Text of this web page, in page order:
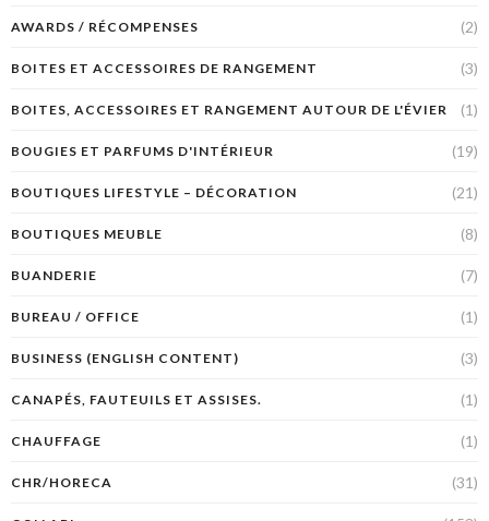
AWARDS / RÉCOMPENSES (2)
BOITES ET ACCESSOIRES DE RANGEMENT (3)
BOITES, ACCESSOIRES ET RANGEMENT AUTOUR DE L'ÉVIER (1)
BOUGIES ET PARFUMS D'INTÉRIEUR (19)
BOUTIQUES LIFESTYLE – DÉCORATION (21)
BOUTIQUES MEUBLE (8)
BUANDERIE (7)
BUREAU / OFFICE (1)
BUSINESS (ENGLISH CONTENT) (3)
CANAPÉS, FAUTEUILS ET ASSISES. (1)
CHAUFFAGE (1)
CHR/HORECA (31)